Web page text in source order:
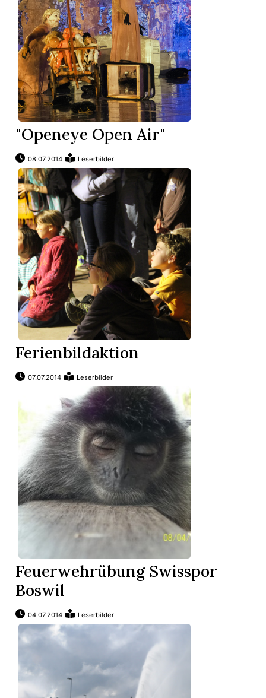
"Openeye Open Air"
08.07.2014 Leserbilder
Ferienbildaktion
07.07.2014 Leserbilder
Feuerwehrübung Swisspor
Boswil
04.07.2014 Leserbilder